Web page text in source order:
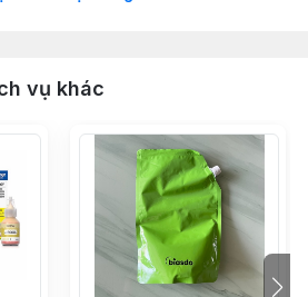
L1110
All-in-one L3110
All-in-one L3150
vụ khác